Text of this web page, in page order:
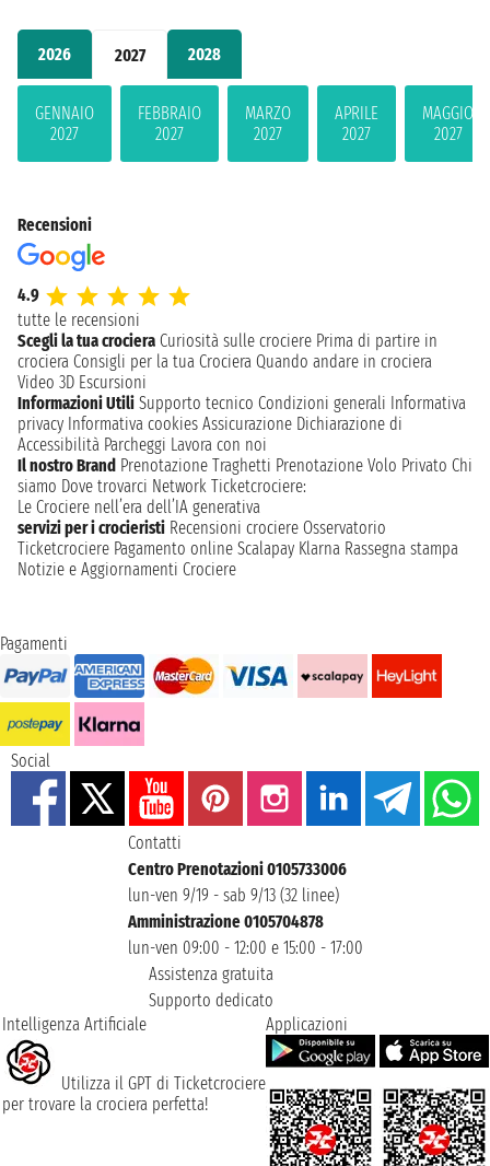
2026 2027 2028
GENNAIO
2027
FEBBRAIO
2027
MARZO
2027
APRILE
2027
MAGGIO
2027
Recensioni
4.9
tutte le recensioni
Scegli la tua crociera Curiosità sulle crociere Prima di partire in
crociera Consigli per la tua Crociera Quando andare in crociera
Video 3D Escursioni
Informazioni Utili Supporto tecnico Condizioni generali Informativa
privacy Informativa cookies Assicurazione Dichiarazione di
Accessibilità Parcheggi Lavora con noi
Il nostro Brand Prenotazione Traghetti Prenotazione Volo Privato Chi
siamo Dove trovarci Network Ticketcrociere:
Le Crociere nell’era dell’IA generativa
servizi per i crocieristi Recensioni crociere Osservatorio
Ticketcrociere Pagamento online Scalapay Klarna Rassegna stampa
Notizie e Aggiornamenti Crociere
Pagamenti
Social
Contatti
Centro Prenotazioni 0105733006
lun-ven 9/19 - sab 9/13 (32 linee)
Amministrazione 0105704878
lun-ven 09:00 - 12:00 e 15:00 - 17:00
Assistenza gratuita
Supporto dedicato
Intelligenza Artificiale
Utilizza il GPT di Ticketcrociere
per trovare la crociera perfetta!
Applicazioni